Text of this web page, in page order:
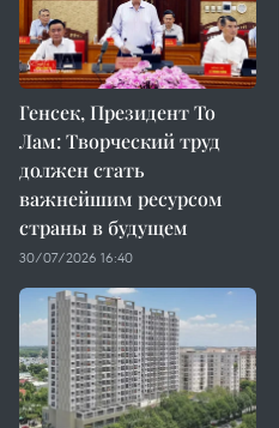
Генсек, Президент То
Лам: Творческий труд
должен стать
важнейшим ресурсом
страны в будущем
30/07/2026 16:40